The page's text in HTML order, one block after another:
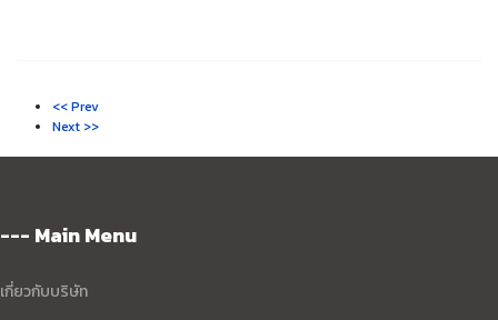
<< Prev
Next >>
--- Main Menu
เกี่ยวกับบริษัท